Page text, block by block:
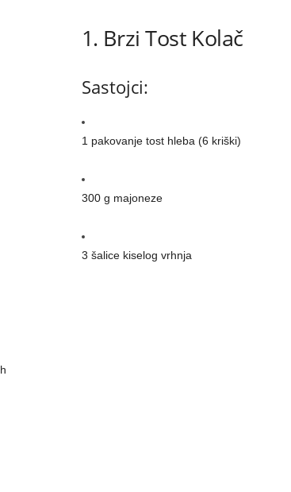
1. Brzi Tost Kolač
Sastojci:
1 pakovanje tost hleba (6 kriški)
300 g majoneze
3 šalice kiselog vrhnja